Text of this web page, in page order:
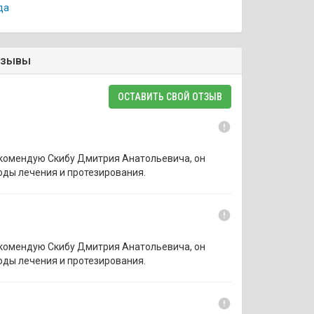
ОСТАВИТЬ СВОЙ ОТЗЫВ
error
Скибу Дмитрия Анатольевича, он
лечения и протезирования.
error
Скибу Дмитрия Анатольевича, он
лечения и протезирования.
error